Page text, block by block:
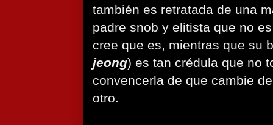
también es retratada de una
padre snob y elitista que no
cree que es, mientras que su
jeong) es tan crédula que no
convencerla de que cambie
otro.